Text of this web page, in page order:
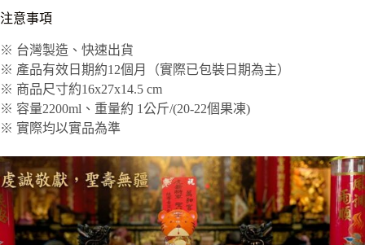
注意事項
※ 台灣製造、快速出貨
※ 產品有效日期約12個月（實際已包裝日期為主）
※ 商品尺寸約16x27x14.5 cm
※ 容量2200ml、重量約 1公斤/(20-22個果凍)
※ 實際均以實品為準